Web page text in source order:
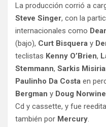
La producción corrió a
Steve Singer, con la
internacionales como
(bajo), Curt Bisquera y
teclistas Kenny O’Brien,
Stemmann, Sarkis
Paulinho Da Costa en
Bergman y Doug Norwine
Cd y cassette, y fue
también por Mercury.